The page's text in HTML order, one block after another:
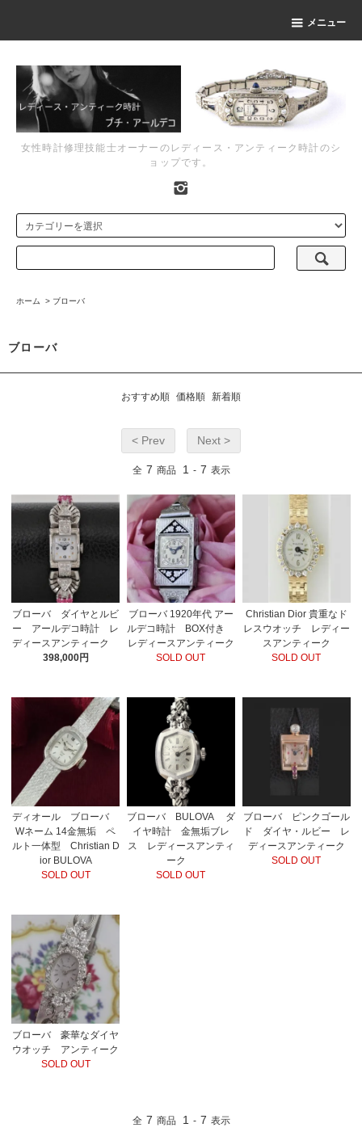
メニュー
女性時計修理技能士オーナーのレディース・アンティーク時計のシ
ョップです。
ホーム > ブローバ
ブローバ
おすすめ順 価格順 新着順
< Prev Next >
全 7 商品 1 - 7 表示
ブローバ ダイヤとルビ
ー アールデコ時計 レ
ディースアンティーク
398,000円
ブローバ 1920年代 アー
ルデコ時計 BOX付き
レディースアンティーク
SOLD OUT
Christian Dior 貴重なド
レスウオッチ レディー
スアンティーク
SOLD OUT
ディオール ブローバ
Wネーム 14金無垢 ペ
ルト一体型 Christian D
ior BULOVA
SOLD OUT
ブローバ BULOVA ダ
イヤ時計 金無垢ブレ
ス レディースアンティ
ーク
SOLD OUT
ブローバ ピンクゴール
ド ダイヤ・ルビー レ
ディースアンティーク
SOLD OUT
ブローバ 豪華なダイヤ
ウオッチ アンティーク
SOLD OUT
全 7 商品 1 - 7 表示